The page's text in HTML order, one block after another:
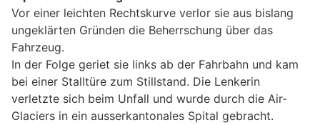
Vor einer leichten Rechtskurve verlor sie aus bislang
ungeklärten Gründen die Beherrschung über das
Fahrzeug.
In der Folge geriet sie links ab der Fahrbahn und kam
bei einer Stalltüre zum Stillstand. Die Lenkerin
verletzte sich beim Unfall und wurde durch die Air-
Glaciers in ein ausserkantonales Spital gebracht.